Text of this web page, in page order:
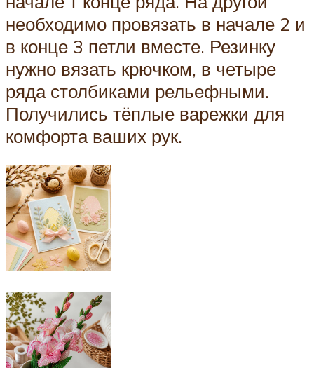
необходимо провязать в начале 2 и
в конце 3 петли вместе. Резинку
нужно вязать крючком, в четыре
ряда столбиками рельефными.
Получились тёплые варежки для
комфорта ваших рук.